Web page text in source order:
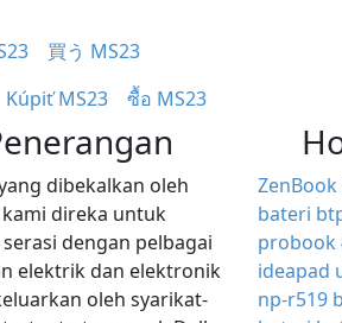
買う MS23
Kúpiť MS23 ซื้อ MS23
dibekalkan oleh
direka untuk
dengan pelbagai
elektrik dan elektronik
oleh syarikat-
ZenBook
bateri
probook
ideapad
np-r519